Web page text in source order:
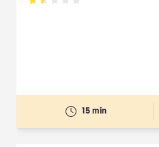
Betyg: 1.5 av 5
15 min